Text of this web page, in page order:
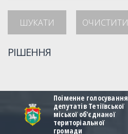
ШУКАТИ ОЧИСТИТИ
РІШЕННЯ
Поіменне голосування
депутатів Тетіївської
міської об'єднаної
територіальної
громади